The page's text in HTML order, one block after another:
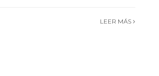
LEER MÁS